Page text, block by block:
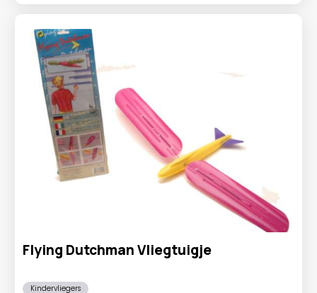
Flying Dutchman Vliegtuigje
Kindervliegers